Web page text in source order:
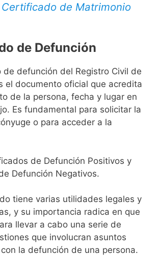
de Matrimonio
de Defunción
de defunción del Registro Civil de
el documento oficial que acredita
de la persona, fecha y lugar en
Es fundamental para solicitar la
o para acceder a la
de Defunción Positivos y
Defunción Negativos.
tiene varias utilidades legales y
y su importancia radica en que
llevar a cabo una serie de
que involucran asuntos
la defunción de una persona.